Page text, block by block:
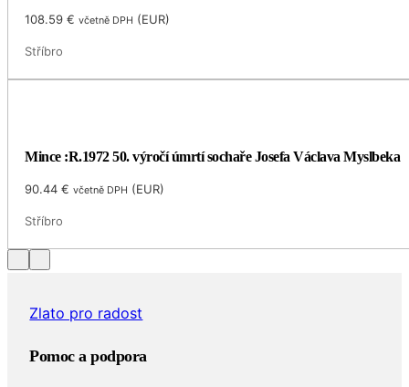
108.59€ včetně DPH (EUR)
Stříbro
Mince :R.1972 50. výročí úmrtí sochaře Josefa Václava Myslbeka
90.44€ včetně DPH (EUR)
Stříbro
Zlato pro radost
Pomoc a podpora